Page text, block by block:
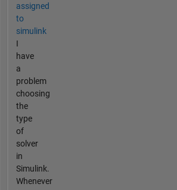
assigned
to
simulink
I
have
a
problem
choosing
the
type
of
solver
in
Simulink.
Whenever